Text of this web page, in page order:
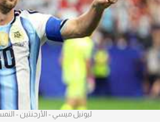
آراء حرة
ركن الألعاب
بطولات
أمريكا 2026
ليونيل ميسي - الأرجنتين -